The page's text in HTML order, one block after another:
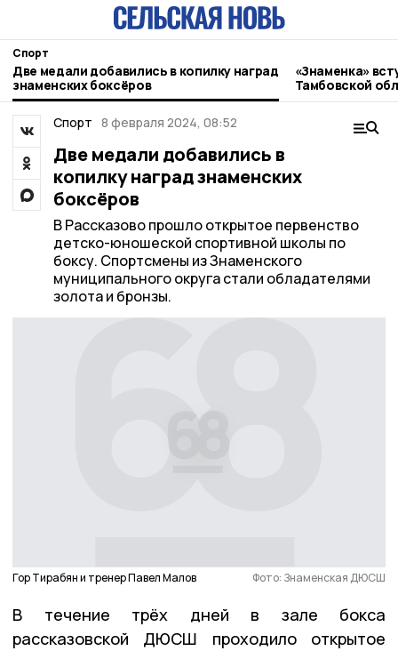
Спорт
Две медали добавились в копилку наград
знаменских боксёров
«Знаменка»
Тамбовской
Спорт 8 февраля 2024, 08:52
Две медали добавились в
копилку наград знаменских
боксёров
В Рассказово прошло открытое первенство
детско-юношеской спортивной школы по
боксу. Спортсмены из Знаменского
муниципального округа стали обладателями
золота и бронзы.
Гор Тирабян и тренер Павел Малов Фото: Знаменская ДЮСШ
В течение трёх дней в зале бокса
рассказовской ДЮСШ проходило открытое